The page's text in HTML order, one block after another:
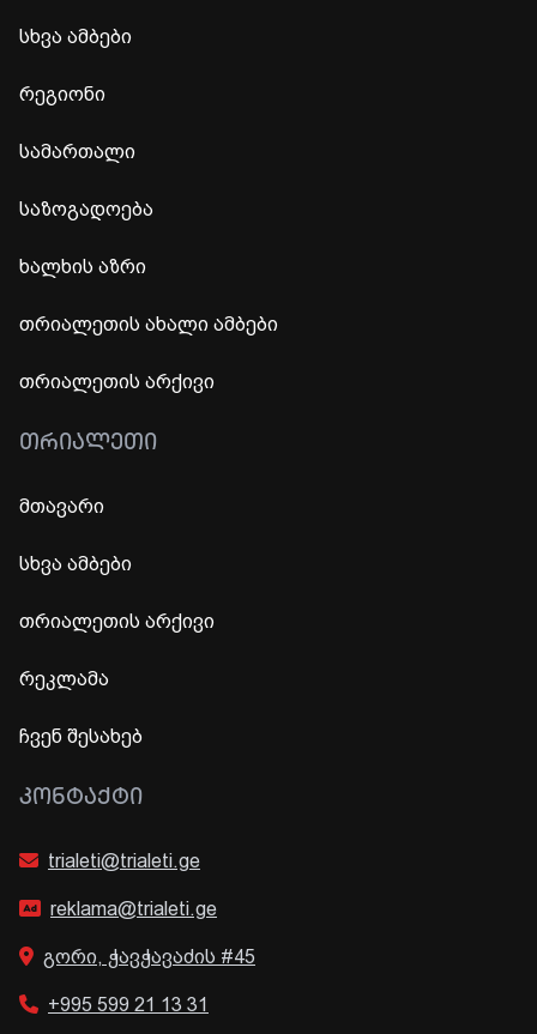
სხვა ამბები
რეგიონი
სამართალი
საზოგადოება
ხალხის აზრი
თრიალეთის ახალი ამბები
თრიალეთის არქივი
ᲗᲠᲘᲐᲚᲔᲗᲘ
მთავარი
სხვა ამბები
თრიალეთის არქივი
რეკლამა
ჩვენ შესახებ
ᲙᲝᲜᲢᲐᲥᲢᲘ
trialeti@trialeti.ge
reklama@trialeti.ge
გორი, ჭავჭავაძის #45
+995 599 21 13 31